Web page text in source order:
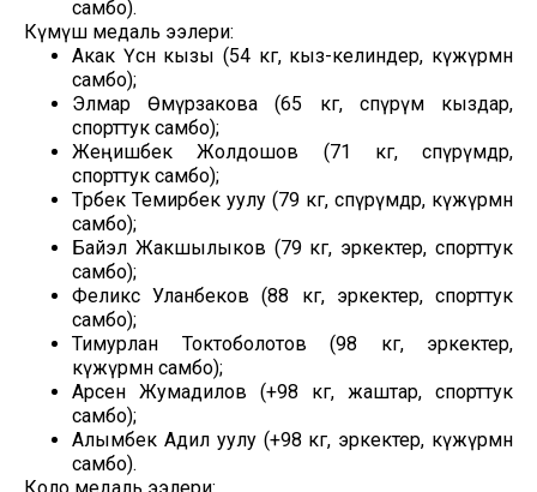
самбо).
Күмүш медаль ээлери:
Акак Үсөн кызы (54 кг, кыз-келиндер, күжүрмөн
самбо);
Элмар Өмүрзакова (65 кг, өспүрүм кыздар,
спорттук самбо);
Жеңишбек Жолдошов (71 кг, өспүрүмдөр,
спорттук самбо);
Төрөбек Темирбек уулу (79 кг, өспүрүмдөр, күжүрмөн
самбо);
Байэл Жакшылыков (79 кг, эркектер, спорттук
самбо);
Феликс Уланбеков (88 кг, эркектер, спорттук
самбо);
Тимурлан Токтоболотов (98 кг, эркектер,
күжүрмөн самбо);
Арсен Жумадилов (+98 кг, жаштар, спорттук
самбо);
Алымбек Адил уулу (+98 кг, эркектер, күжүрмөн
самбо).